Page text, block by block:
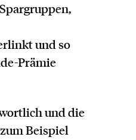
und so
Prämie
und die
Beispiel